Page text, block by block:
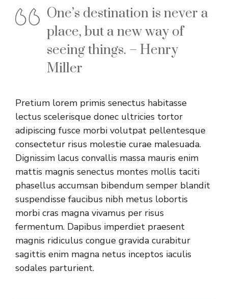
One’s destination is never a
place, but a new way of
seeing things. – Henry
Miller
Pretium lorem primis senectus habitasse
lectus scelerisque donec ultricies tortor
adipiscing fusce morbi volutpat pellentesque
consectetur risus molestie curae malesuada.
Dignissim lacus convallis massa mauris enim
mattis magnis senectus montes mollis taciti
phasellus accumsan bibendum semper blandit
suspendisse faucibus nibh metus lobortis
morbi cras magna vivamus per risus
fermentum. Dapibus imperdiet praesent
magnis ridiculus congue gravida curabitur
sagittis enim magna netus inceptos iaculis
sodales parturient.